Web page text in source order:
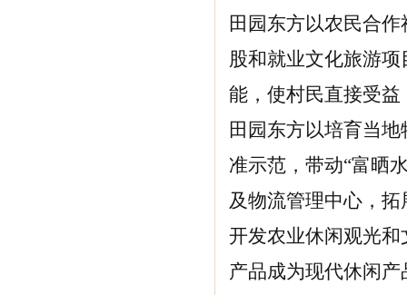
田园东方以农民合
股和就业文化旅游
能，使村民直接受
田园东方以培育当
准示范，带动“富晒
及物流管理中心，
开发农业休闲观光
产品成为现代休闲